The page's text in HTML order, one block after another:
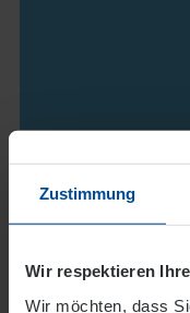
Zustimmung
Wir respektieren
Wir möchten, dass